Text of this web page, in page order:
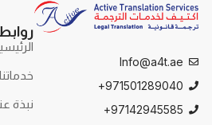
Info@a4t.ae
971501289040+
97142945585+
خدماتنا
نبذة